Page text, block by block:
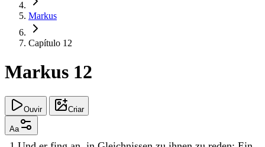
Markus
Capítulo 12
Markus 12
Ouvir Criar
Aa